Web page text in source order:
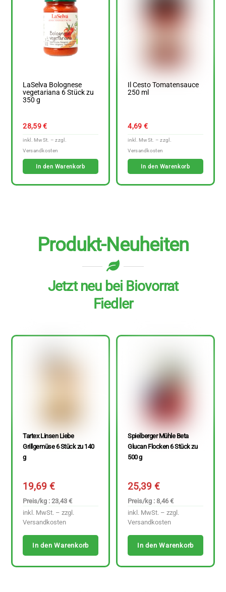
LaSelva Bolognese
vegetariana 6 Stück zu
350 g
28,59€
In den Warenkorb
Il Cesto Tomatensauce
250 ml
4,69 €
In den Warenkorb
Produkt-Neuheiten
Jetzt neu bei Biovorrat
Fiedler
Tartex Linsen Liebe
Grillgemüse 6 Stück zu 140
g
19,69€
Preis/kg : 23,43 €
inkl. MwSt. – zzgl.
Versandkosten
In den Warenkorb
Spielberger Mühle Beta
Glucan Flocken 6 Stück zu
500 g
25,39€
Preis/kg : 8,46 €
inkl. MwSt. – zzgl.
Versandkosten
In den Warenkorb